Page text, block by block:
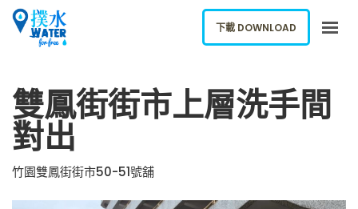
關於我們
下載應用
報告新飲水機
ENGLISH
雙鳳街街市上層洗手間
對出
竹園雙鳳街街市50-51號舖
下載 DOWNLOAD